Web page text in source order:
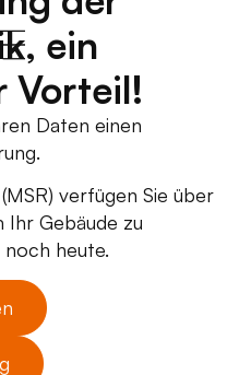
ein
Vorteil!
Daten einen
verfügen Sie über
Gebäude zu
noch heute.